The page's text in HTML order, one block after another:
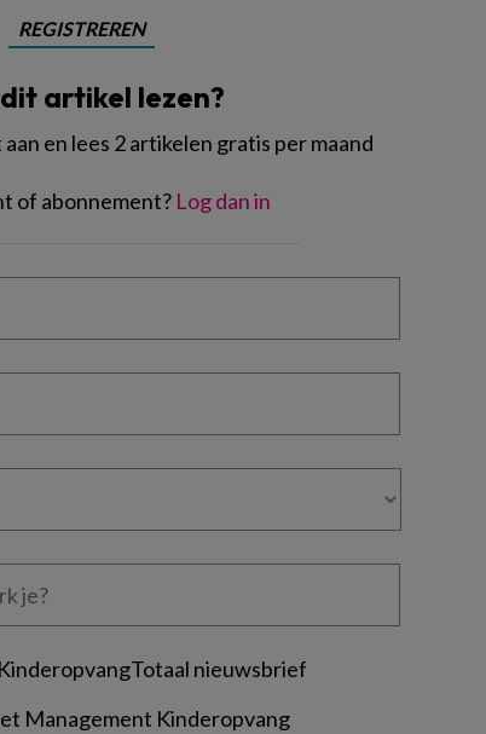
REGISTREREN
artikel lezen?
en lees 2 artikelen gratis per maand
of abonnement? Log dan in
nieuwsbrief
Management Kinderopvang